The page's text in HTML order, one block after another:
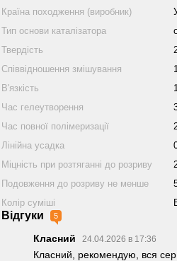
Країна походження (виробник)
Тип основи каталізатора
Твердість
Співвідношення змішування
В'язкість
Час гелеутворення
Час повної полімеризації
Лінійна усадка
Міцність при розтяганні до розриву
Подовження до розриву не менше
Колір суміші
Відгуки 5
Класний 24.04.2026 в 17:36
Класний, рекомендую, вся